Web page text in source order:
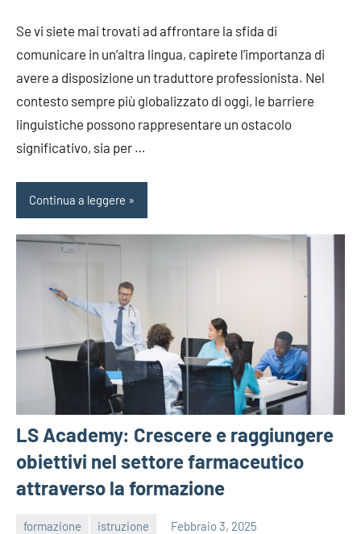
Se vi siete mai trovati ad affrontare la sfida di
comunicare in un’altra lingua, capirete l’importanza di
avere a disposizione un traduttore professionista. Nel
contesto sempre più globalizzato di oggi, le barriere
linguistiche possono rappresentare un ostacolo
significativo, sia per …
Continua a leggere
LS Academy: Crescere e raggiungere
obiettivi nel settore farmaceutico
attraverso la formazione
formazione istruzione Febbraio 3, 2025